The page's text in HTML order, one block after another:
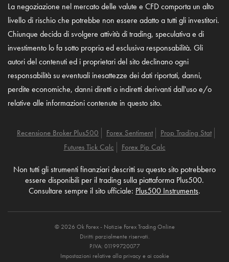
La negoziazione nel mercato delle valute e CFD comporta un alto
livello di rischio che potrebbe non essere adatto a tutti gli investitori.
Chiunque decida di svolgere attività di trading, speculativa e di
investimento lo fa sotto propria ed esclusiva responsabilità. Gli
autori del contenuti ed i proprietari del sito declinano ogni
responsabilità su eventuali inesattezze dei dati riportati, danni,
perdite economiche, danni diretti o indiretti derivanti dall'uso e/o
relative alle informazioni contenute in questo sito.
Recensione Broker Plus500 Forex Sentiment
Prop Trading Stat
Futures Tick Calc
Forex Pip Calc
Non tutti gli strumenti finanziari descritti su questo sito potrebbero
essere disponibili per il trading sulla piattaforma Plus500.
Consultare sempre il sito ufficiale: Plus500 Instruments.
© 2026 Ok Forex - Notizie Forex Trading Online
Diritti parzialmente riservati.
P.IVA: 01199720077
Impostazioni relative alla privacy e ai cookie